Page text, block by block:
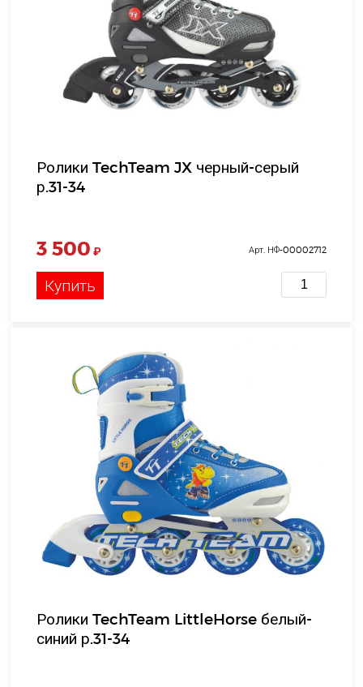
Ролики TechTeam JX черный-серый
р.31-34
3 500 ₽ Арт. НФ-00002712
Купить
Ролики TechTeam LittleHorse белый-
синий р.31-34